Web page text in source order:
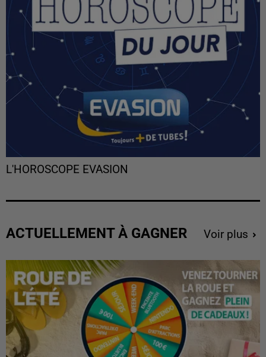
L'HOROSCOPE EVASION
ACTUELLEMENT À GAGNER Voir plus